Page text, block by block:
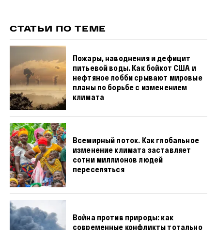
СТАТЬИ ПО ТЕМЕ
Пожары, наводнения и дефицит
питьевой воды. Как бойкот США и
нефтяное лобби срывают мировые
планы по борьбе с изменением
климата
Всемирный поток. Как глобальное
изменение климата заставляет
сотни миллионов людей
переселяться
Война против природы: как
современные конфликты тотально